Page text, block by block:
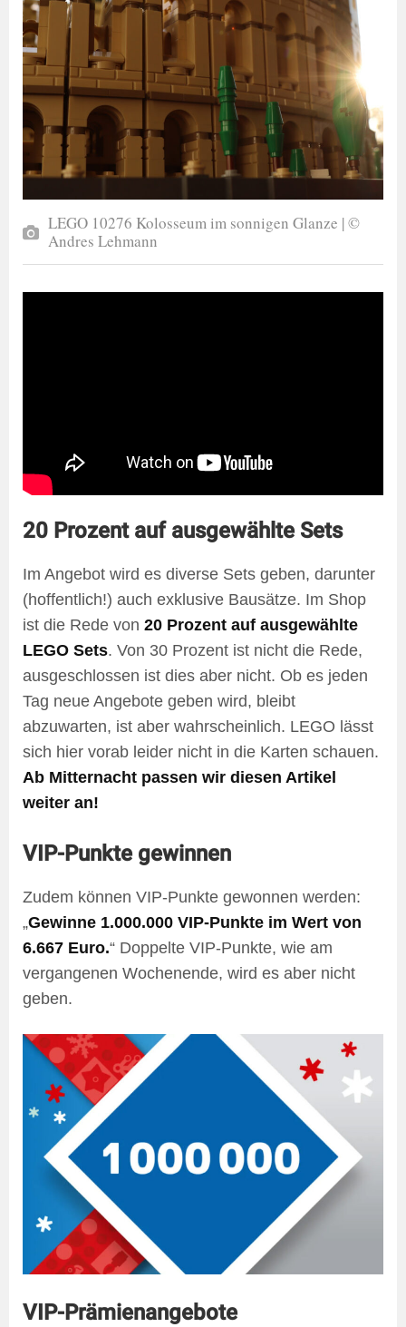
LEGO 10276 Kolosseum im sonnigen Glanze | ©
Andres Lehmann
20 Prozent auf ausgewählte Sets
Im Angebot wird es diverse Sets geben, darunter
(hoffentlich!) auch exklusive Bausätze. Im Shop
ist die Rede von 20 Prozent auf ausgewählte
LEGO Sets. Von 30 Prozent ist nicht die Rede,
ausgeschlossen ist dies aber nicht. Ob es jeden
Tag neue Angebote geben wird, bleibt
abzuwarten, ist aber wahrscheinlich. LEGO lässt
sich hier vorab leider nicht in die Karten schauen.
Ab Mitternacht passen wir diesen Artikel
weiter an!
VIP-Punkte gewinnen
Zudem können VIP-Punkte gewonnen werden:
„Gewinne 1.000.000 VIP-Punkte im Wert von
6.667 Euro.“ Doppelte VIP-Punkte, wie am
vergangenen Wochenende, wird es aber nicht
geben.
VIP-Prämienangebote